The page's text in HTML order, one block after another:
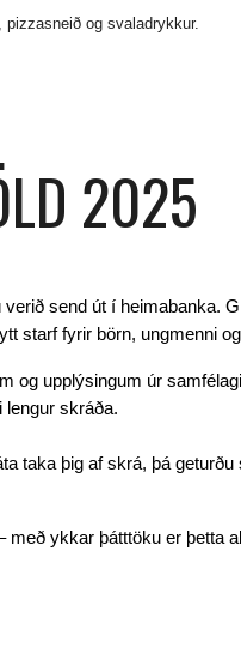
pizzasneið og svaladrykkur.
2025
send út í heimabanka.
starf fyrir börn, ungmenni
og upplýsingum úr
lengur skráða.
taka þig af skrá, þá
með ykkar þátttöku er þetta